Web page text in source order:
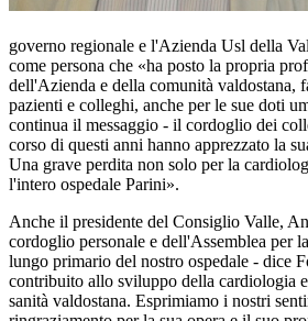
governo regionale e l'Azienda Usl della
come persona che «ha posto la propria
dell'Azienda e della comunità valdostana,
pazienti e colleghi, anche per le sue doti
continua il messaggio - il cordoglio dei
corso di questi anni hanno apprezzato la
Una grave perdita non solo per la
l'intero ospedale Parini».
Anche il presidente del Consiglio Valle,
cordoglio personale e dell'Assemblea per
lungo primario del nostro ospedale - dice
contribuito allo sviluppo della cardiologia
sanità valdostana. Esprimiamo i nostri